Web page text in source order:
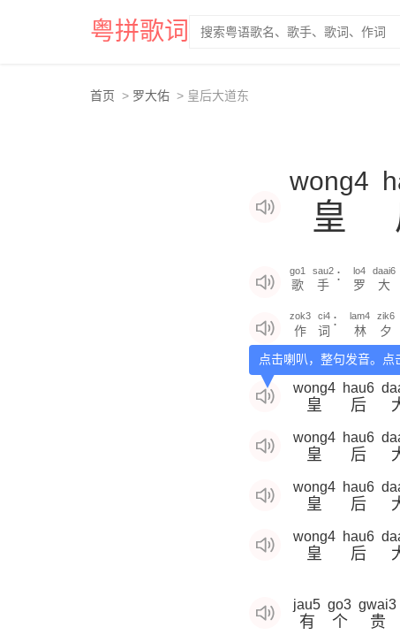
粤拼歌词
首页 罗大佑 皇后大道东
皇
wong4
歌
go1
手
sau2 ：
罗
lo4
大
daai6
作
zok3
词
ci4 ：
林
lam4
夕
zik6
点击喇叭，整句发音。点
皇
wong4
后
hau6
皇
wong4
后
hau6
皇
wong4
后
hau6
皇
wong4
后
hau6
有
jau5
个
go3
贵
gwai3